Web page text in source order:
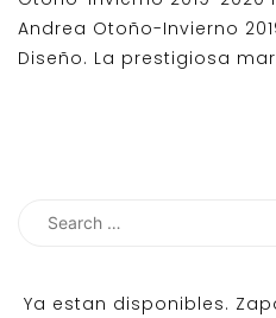
Andrea Otoño-Invierno
Diseño. La prestigiosa
Search
Ya estan disponibles.